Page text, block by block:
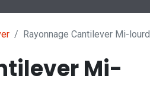
Rayonnage Cantilever Mi-lourd
Mi-